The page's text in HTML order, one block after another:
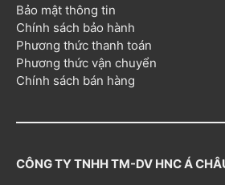
Bảo mật thông tin
Chính sách bảo hành
Phương thức thanh toán
Phương thức vận chuyển
Chính sách bán hàng
CÔNG TY TNHH TM-DV HNC Á